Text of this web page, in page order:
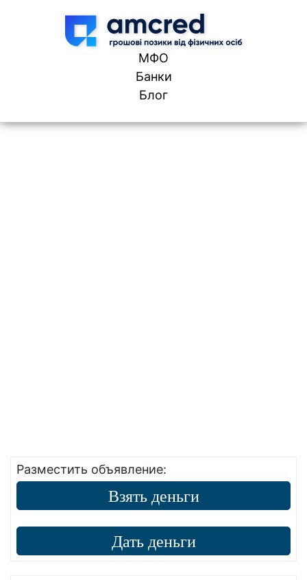
МФО
Банки
Блог
Разместить объявление:
Взять деньги
Дать деньги